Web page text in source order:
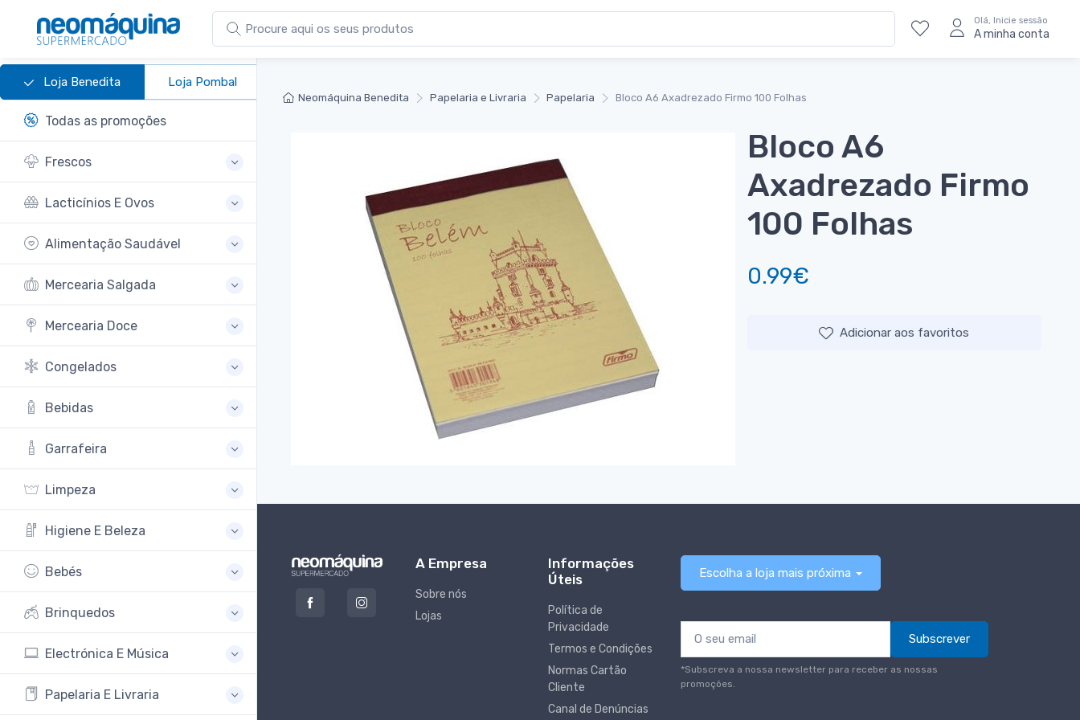
Loja Benedita Loja Pombal
Todas as promoções
Frescos
Lacticínios E Ovos
Alimentação Saudável
Mercearia Salgada
Mercearia Doce
Congelados
Bebidas
Garrafeira
Limpeza
Higiene E Beleza
Bebés
Brinquedos
Electrónica E Música
Papelaria E Livraria
Olá, Inicie sessão
A minha conta
Neomáquina Benedita Papelaria e Livraria Papelaria Bloco A6 Axadrezado Firmo 100 Folhas
Bloco A6
Axadrezado Firmo
100 Folhas
0.99€
Adicionar aos favoritos
A Empresa
Sobre nós
Lojas
Informações
Úteis
Política de
Privacidade
Termos e Condições
Normas Cartão
Cliente
Canal de Denúncias
Escolha a loja mais próxima
Subscrever
*Subscreva a nossa newsletter para receber as nossas
promoções.